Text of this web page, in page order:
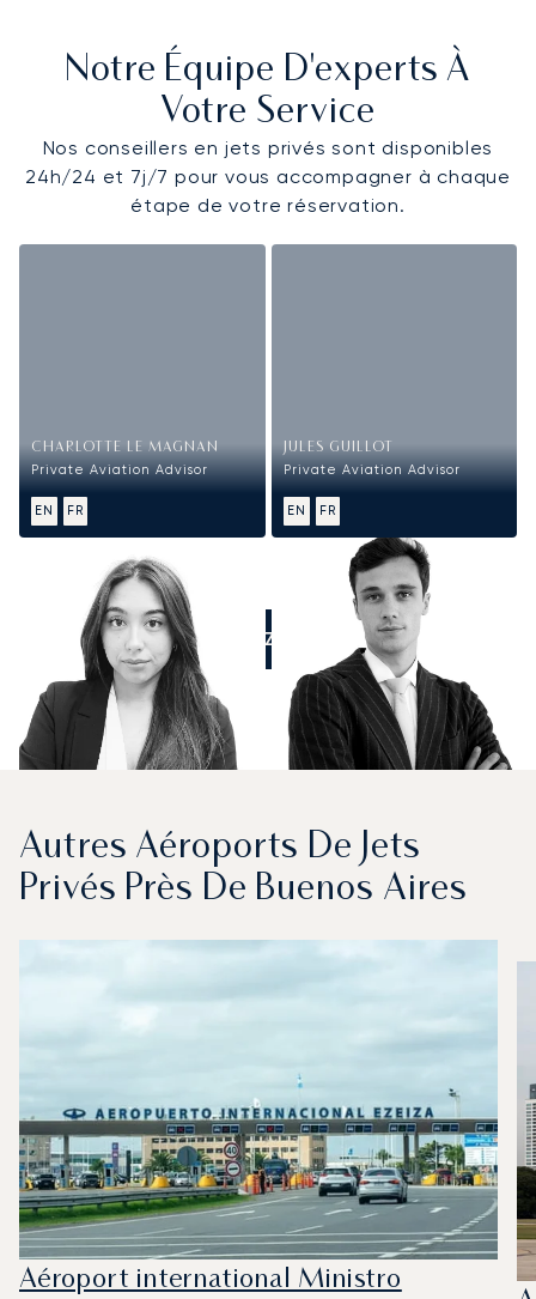
Notre Équipe D'experts À
Votre Service
Nos conseillers en jets privés sont disponibles
24h/24 et 7j/7 pour vous accompagner à chaque
étape de votre réservation.
CHARLOTTE LE MAGNAN
Private Aviation Advisor
EN FR
JULES GUILLOT
Private Aviation Advisor
EN FR
APPELEZ-NOUS
Autres Aéroports De Jets
Privés Près De Buenos Aires
Aéroport international Ministro